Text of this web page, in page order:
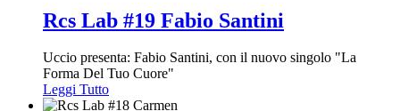
Rcs Lab #19 Fabio Santini
Uccio presenta: Fabio Santini, con il nuovo singolo "La
Forma Del Tuo Cuore"
Leggi Tutto